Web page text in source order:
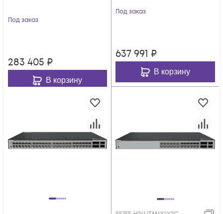
Под заказ
283 405 ₽
В корзину
Под заказ
637 991 ₽
В корзину